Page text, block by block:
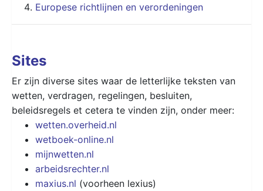
Europese richtlijnen en verordeningen
Sites
Er zijn diverse sites waar de letterlijke teksten van
wetten, verdragen, regelingen, besluiten,
beleidsregels et cetera te vinden zijn, onder meer:
wetten.overheid.nl
wetboek-online.nl
mijnwetten.nl
arbeidsrechter.nl
maxius.nl (voorheen lexius)